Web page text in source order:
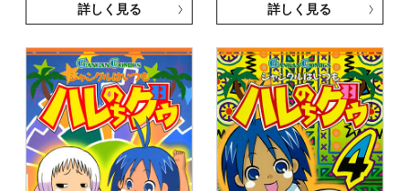
詳しく見る 詳しく見る